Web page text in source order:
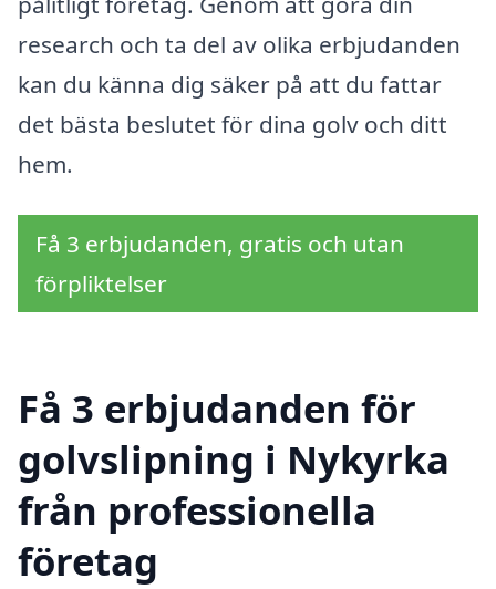
research och ta del av olika erbjudanden
kan du känna dig säker på att du fattar
det bästa beslutet för dina golv och ditt
hem.
Få 3 erbjudanden, gratis och utan
förpliktelser
Få 3 erbjudanden för
golvslipning i Nykyrka
från professionella
företag